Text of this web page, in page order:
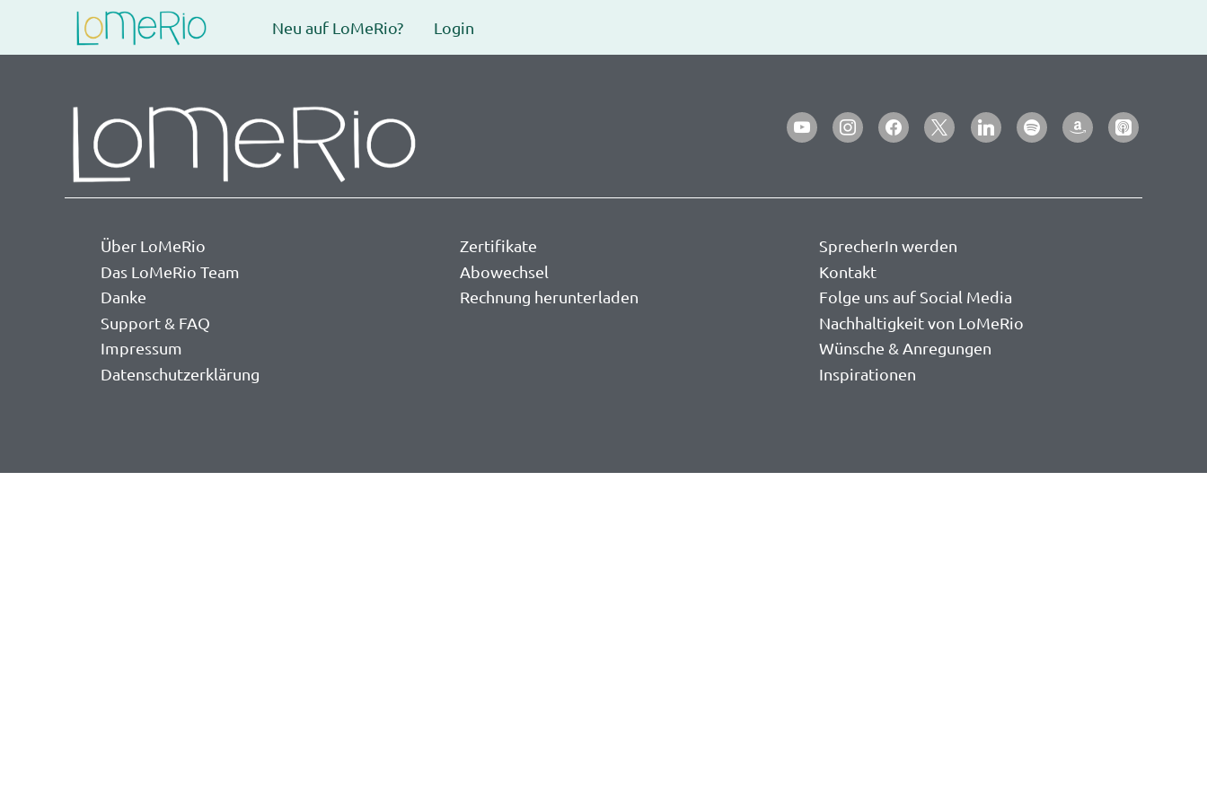
Neu auf LoMeRio? Login
Über LoMeRio
Das LoMeRio Team
Danke
Support & FAQ
Impressum
Datenschutzerklärung
Zertifikate
Abowechsel
Rechnung herunterladen
youtubeinstagramfacebook
x linkedinspotifyamazonapple-
podcasts
SprecherIn werden
Kontakt
Folge uns auf Social Media
Nachhaltigkeit von LoMeRio
Wünsche & Anregungen
Inspirationen